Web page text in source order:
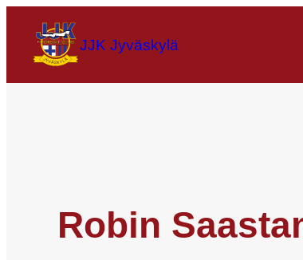
JJK Jyväskylä
Robin